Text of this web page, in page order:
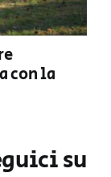
con la
su